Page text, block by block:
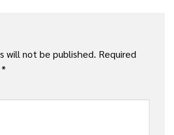
will not be published. Required
*